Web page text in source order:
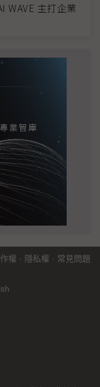
WAVE 主打企業
權 · 隱私權 · 常見問題